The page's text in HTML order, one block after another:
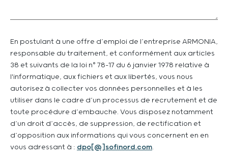
En postulant à une offre d’emploi de l’entreprise ARMONIA,
responsable du traitement, et conformément aux articles
38 et suivants de la loi n° 78-17 du 6 janvier 1978 relative à
l'informatique, aux fichiers et aux libertés, vous nous
autorisez à collecter vos données personnelles et à les
utiliser dans le cadre d’un processus de recrutement et de
toute procédure d’embauche. Vous disposez notamment
d’un droit d’accès, de suppression, de rectification et
d’opposition aux informations qui vous concernent en en
vous adressant à : dpo[@]sofinord.com.